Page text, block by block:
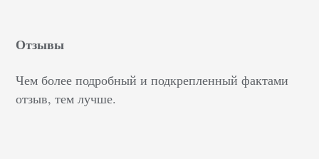
Отзывы
Чем более подробный и подкрепленный фактами
отзыв, тем лучше.